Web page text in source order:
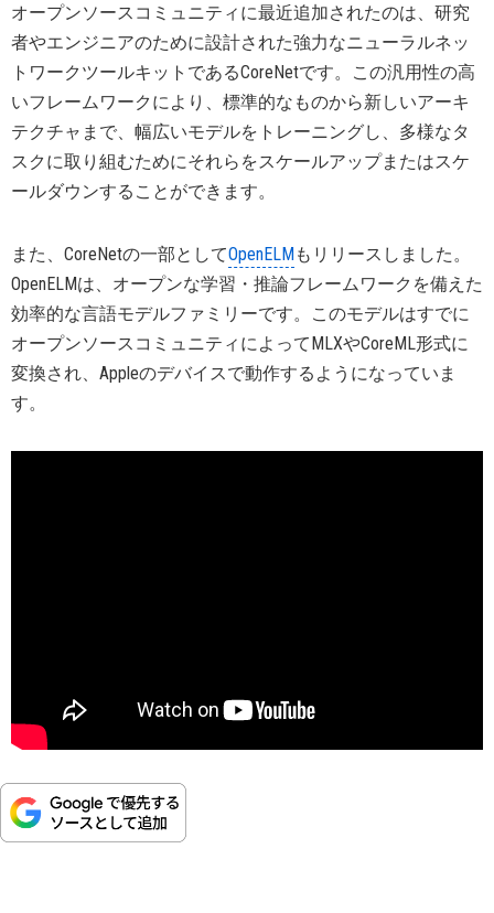
オープンソースコミュニティに最近追加されたのは、研究
者やエンジニアのために設計された強力なニューラルネッ
トワークツールキットであるCoreNetです。この汎用性の高
いフレームワークにより、標準的なものから新しいアーキ
テクチャまで、幅広いモデルをトレーニングし、多様なタ
スクに取り組むためにそれらをスケールアップまたはスケ
ールダウンすることができます。
また、CoreNetの一部としてOpenELM もリリースしました。
OpenELMは、オープンな学習・推論フレームワークを備えた
効率的な言語モデルファミリーです。このモデルはすでに
オープンソースコミュニティによってMLXやCoreML形式に
変換され、Appleのデバイスで動作するようになっていま
す。